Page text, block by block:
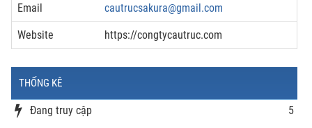
Email cautrucsakura@gmail.com
Website https://congtycautruc.com
THỐNG KÊ
Đang truy cập 5